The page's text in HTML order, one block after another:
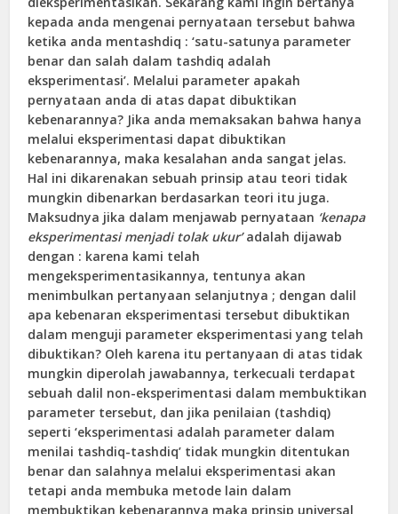
kepada anda mengenai pernyataan tersebut bahwa
ketika anda mentashdiq : ‘satu-satunya parameter
benar dan salah dalam tashdiq adalah
eksperimentasi’. Melalui parameter apakah
pernyataan anda di atas dapat dibuktikan
kebenarannya? Jika anda memaksakan bahwa hanya
melalui eksperimentasi dapat dibuktikan
kebenarannya, maka kesalahan anda sangat jelas.
Hal ini dikarenakan sebuah prinsip atau teori tidak
mungkin dibenarkan berdasarkan teori itu juga.
Maksudnya jika dalam menjawab pernyataan ‘kenapa
eksperimentasi menjadi tolak ukur’adalah dijawab
dengan : karena kami telah
mengeksperimentasikannya, tentunya akan
menimbulkan pertanyaan selanjutnya ; dengan dalil
apa kebenaran eksperimentasi tersebut dibuktikan
dalam menguji parameter eksperimentasi yang telah
dibuktikan? Oleh karena itu pertanyaan di atas tidak
mungkin diperolah jawabannya, terkecuali terdapat
sebuah dalil non-eksperimentasi dalam membuktikan
parameter tersebut, dan jika penilaian (tashdiq)
seperti ‘eksperimentasi adalah parameter dalam
menilai tashdiq-tashdiq’ tidak mungkin ditentukan
benar dan salahnya melalui eksperimentasi akan
tetapi anda membuka metode lain dalam
membuktikan kebenarannya maka prinsip universal